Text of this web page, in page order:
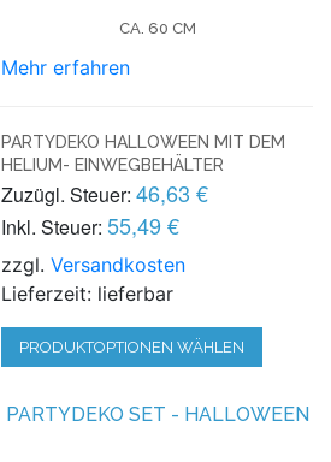
CA. 60 CM
Mehr erfahren
PARTYDEKO HALLOWEEN MIT DEM
HELIUM- EINWEGBEHÄLTER
Zuzügl. Steuer: 46,63 €
Inkl. Steuer: 55,49 €
zzgl.Versandkosten
Lieferzeit: lieferbar
PRODUKTOPTIONEN WÄHLEN
PARTYDEKO SET - HALLOWEEN